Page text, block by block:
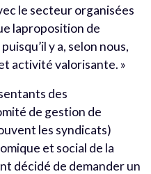
le secteur organisées
laproposition de
y a, selon nous,
activité valorisante. »
des
de gestion de
les syndicats)
et social de la
décidé de demander un